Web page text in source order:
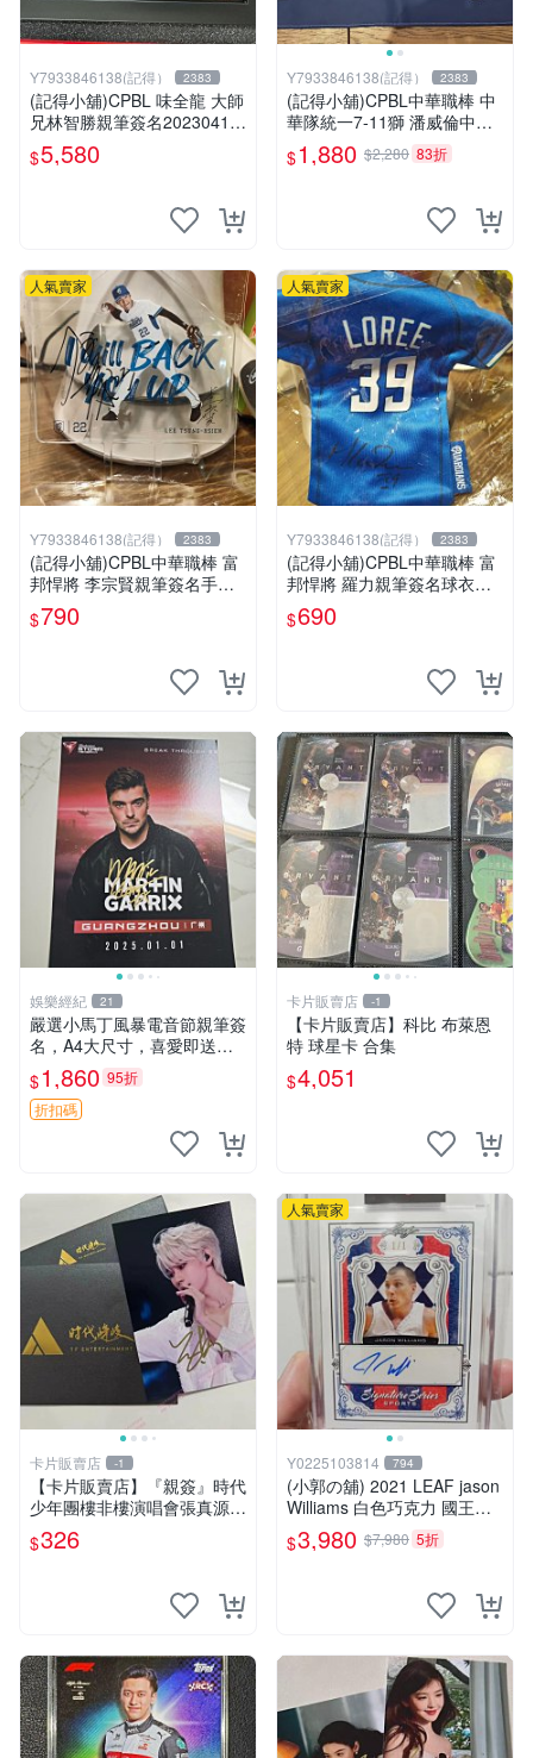
Y7933846138(記得） 2383
(記得小舖)CPBL 味全龍 大師
兄林智勝親筆簽名20230416
勝場MVP紀念徽章組(金簽)
值得收藏 台灣現貨
$5,580
Y7933846138(記得） 2383
(記得小舖)CPBL中華職棒 中
華隊統一7-11獅 潘威倫中職1
42勝紀念簽名運動毛巾 台灣
現貨如圖
$1,880 $2,280 83折
人氣賣家
Y7933846138(記得） 2383
(記得小舖)CPBL中華職棒 富
邦悍將 李宗賢親筆簽名手機
座 台灣現貨如圖
$790
人氣賣家
Y7933846138(記得） 2383
(記得小舖)CPBL中華職棒 富
邦悍將 羅力親筆簽名球衣零
錢包 台灣現貨如圖
$690
娛樂經紀 21
嚴選小馬丁風暴電音節親筆簽
名，A4大尺寸，喜愛即送裝
裱相框 小馬丁 簽名 相框
$1,860 95折
折扣碼
卡片販賣店 -1
【卡片販賣店】科比 布萊恩
特 球星卡 合集
$4,051
卡片販賣店 -1
【卡片販賣店】『親簽』時代
少年團樓非樓演唱會張真源親
簽簽名照 張真源簽名照
$326
人氣賣家
Y0225103814 794
(小郭の舖) 2021 LEAF jason
Williams 白色巧克力 國王隊
少見 one of one 限量1張簽名
卡 台灣現貨 賠售價
$3,980 $7,980 5折